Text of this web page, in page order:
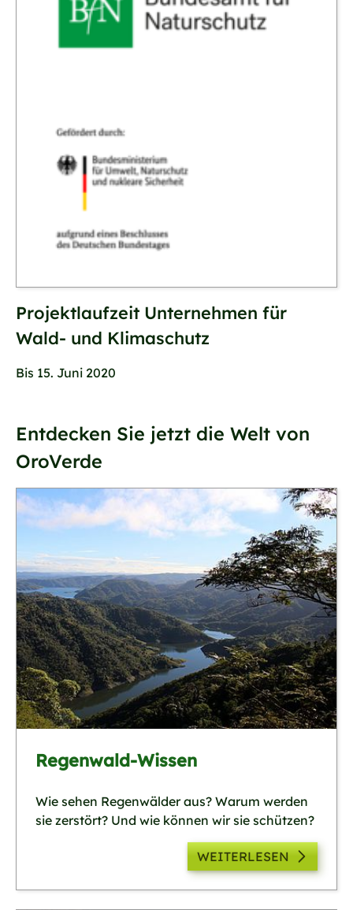
Projektlaufzeit Unternehmen für
Wald- und Klimaschutz
Bis 15. Juni 2020
Entdecken Sie jetzt die Welt von
OroVerde
Regenwald-Wissen
Wie sehen Regenwälder aus? Warum werden
sie zerstört? Und wie können wir sie schützen?
WEITERLESEN